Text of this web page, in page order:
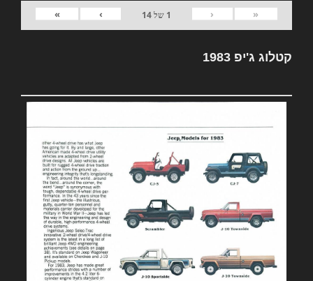
«
‹
1 של14
›
»
קטלוג ג'יפ 1983